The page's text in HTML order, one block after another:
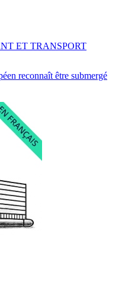
reconnaît être submergé
ET TRANSPORT